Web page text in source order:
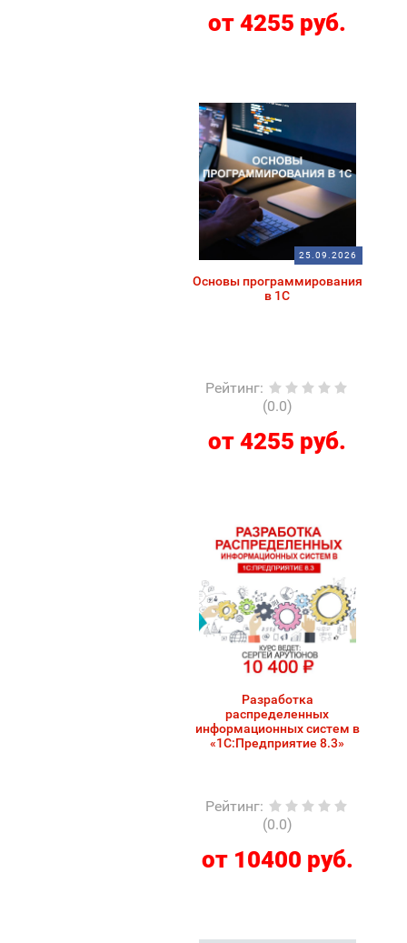
от 4255 руб.
25.09.2026
Основы программирования
в 1С
Рейтинг:
(0.0)
от 4255 руб.
Разработка
распределенных
информационных систем в
«1С:Предприятие 8.3»
Рейтинг:
(0.0)
от 10400 руб.